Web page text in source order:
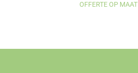
OFFERTE OP MAAT